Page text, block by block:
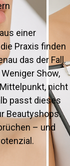
einer
Praxis finden
das der Fall.
Show,
nicht
passt dieses
Beautyshops.
– und